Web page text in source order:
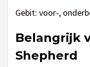
Gebit: voor-,
Belangrijk
Shepherd